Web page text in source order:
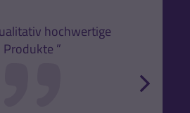
hochwertige
Produkte ”